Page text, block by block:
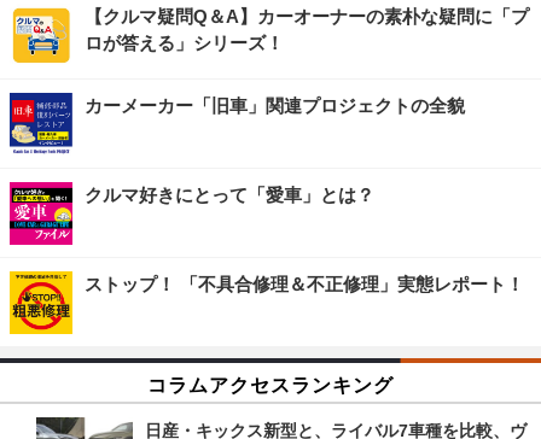
【クルマ疑問Q＆A】カーオーナーの素朴な疑問に「プ
ロが答える」シリーズ！
カーメーカー「旧車」関連プロジェクトの全貌
クルマ好きにとって「愛車」とは？
ストップ！ 「不具合修理＆不正修理」実態レポート！
コラムアクセスランキング
日産・キックス新型と、ライバル7車種を比較、ヴ